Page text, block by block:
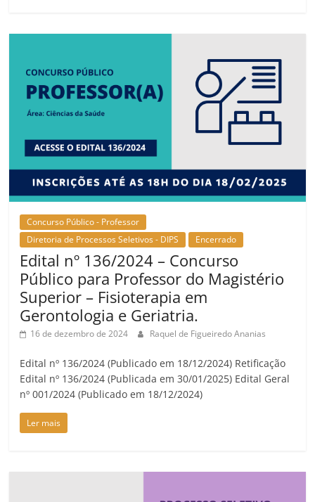
Concurso Público - Professor
Diretoria de Processos Seletivos - DIPS
Encerrado
Edital nº 136/2024 – Concurso
Público para Professor do Magistério
Superior – Fisioterapia em
Gerontologia e Geriatria.
16 de dezembro de 2024 Raquel de Figueiredo Ananias
Edital nº 136/2024 (Publicado em 18/12/2024) Retificação
Edital nº 136/2024 (Publicada em 30/01/2025) Edital Geral
nº 001/2024 (Publicado em 18/12/2024)
Ler mais